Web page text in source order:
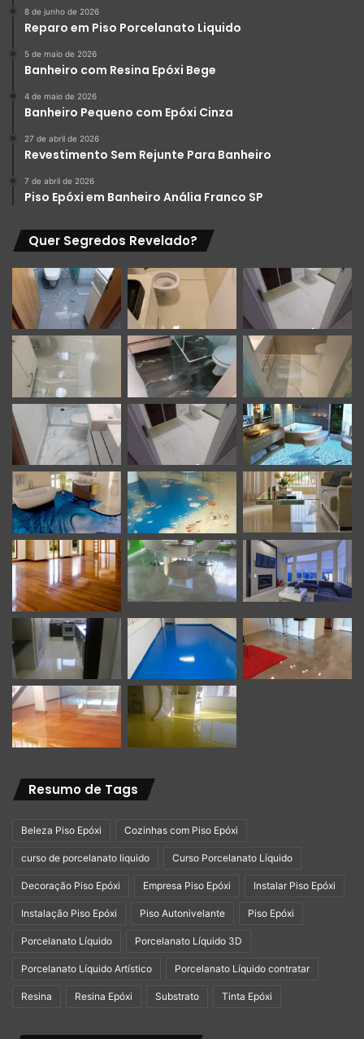
8 de junho de 2026
Reparo em Piso Porcelanato Liquido
5 de maio de 2026
Banheiro com Resina Epóxi Bege
4 de maio de 2026
Banheiro Pequeno com Epóxi Cinza
27 de abril de 2026
Revestimento Sem Rejunte Para Banheiro
7 de abril de 2026
Piso Epóxi em Banheiro Anália Franco SP
Quer Segredos Revelado?
Resumo de Tags
Beleza Piso Epóxi Cozinhas com Piso Epóxi
curso de porcelanato liquido Curso Porcelanato Líquido
Decoração Piso Epóxi Empresa Piso Epóxi Instalar Piso Epóxi
Instalação Piso Epóxi Piso Autonivelante Piso Epóxi
Porcelanato Líquido Porcelanato Líquido 3D
Porcelanato Líquido Artístico Porcelanato Líquido contratar
Resina Resina Epóxi Substrato Tinta Epóxi